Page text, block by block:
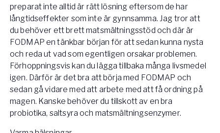
preparat inte alltid är rätt lösning eftersom de har
långtidseffekter som inte är gynnsamma. Jag tror att
du behöver ett brett matsmältningsstöd och där är
FODMAP en tänkbar början för att sedan kunna nysta
och reda ut vad som egentligen orsakar problemen.
Förhoppningsvis kan du lägga tillbaka många livsmedel
igen. Därför är det bra att börja med FODMAP och
sedan gå vidare med att arbete med att få ordning på
magen. Kanske behöver du tillskott av en bra
probiotika, saltsyra och matsmältningsenzymer.